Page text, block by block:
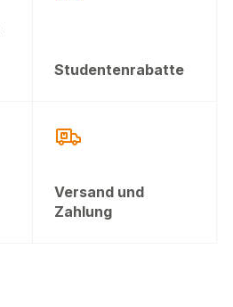
Studentenrabatte
Versand und
Zahlung